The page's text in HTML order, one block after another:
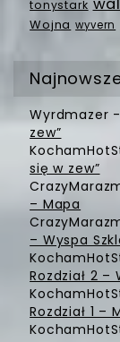
tonystark
Wojna wyvern
Wyrdmazer
zew”
się w zew”
– Mapa
– Wyspa
Rozdział 2
Rozdział 1 –